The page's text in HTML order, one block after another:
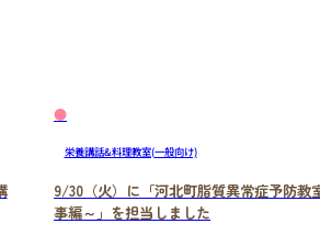
●
栄養講話&料理教室(一般向け)
9/30（火）に「河北町脂質異常症予防教
事編～」を担当しました